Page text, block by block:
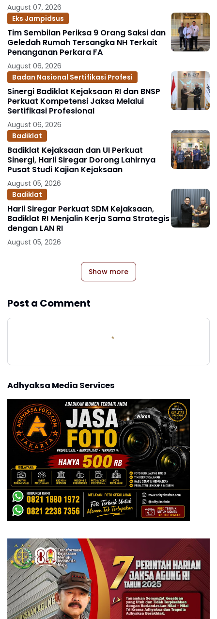
August 07, 2026
Eks Jampidsus
Tim Sembilan Periksa 9 Orang Saksi dan
Geledah Rumah Tersangka NH Terkait
Penanganan Perkara FA
August 06, 2026
Badan Nasional Sertifikasi Profesi
Sinergi Badiklat Kejaksaan RI dan BNSP
Perkuat Kompetensi Jaksa Melalui
Sertifikasi Profesional
August 06, 2026
Badiklat
Badiklat Kejaksaan dan UI Perkuat
Sinergi, Harli Siregar Dorong Lahirnya
Pusat Studi Kajian Kejaksaan
August 05, 2026
Badiklat
Harli Siregar Perkuat SDM Kejaksaan,
Badiklat RI Menjalin Kerja Sama Strategis
dengan LAN RI
August 05, 2026
Show more
Post a Comment
Adhyaksa Media Services